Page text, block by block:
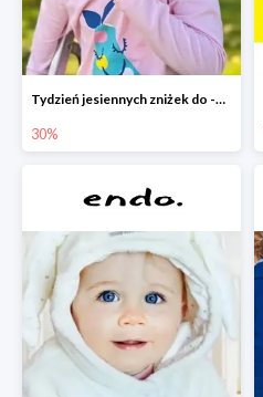
Tydzień jesiennych zniżek do -30%
30%